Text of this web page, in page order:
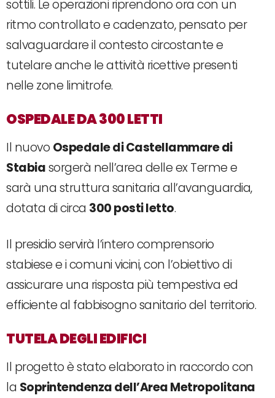
sottili. Le operazioni riprendono ora con un
ritmo controllato e cadenzato, pensato per
salvaguardare il contesto circostante e
tutelare anche le attività ricettive presenti
nelle zone limitrofe.
OSPEDALE DA 300 LETTI
Il nuovo Ospedale di Castellammare di
Stabiasorgerà nell’area delle ex Terme e
sarà una struttura sanitaria all’avanguardia,
dotata di circa 300 posti letto.
Il presidio servirà l’intero comprensorio
stabiese e i comuni vicini, con l’obiettivo di
assicurare una risposta più tempestiva ed
efficiente al fabbisogno sanitario del territorio.
TUTELA DEGLI EDIFICI
Il progetto è stato elaborato in raccordo con
la Soprintendenza dell’Area Metropolitana